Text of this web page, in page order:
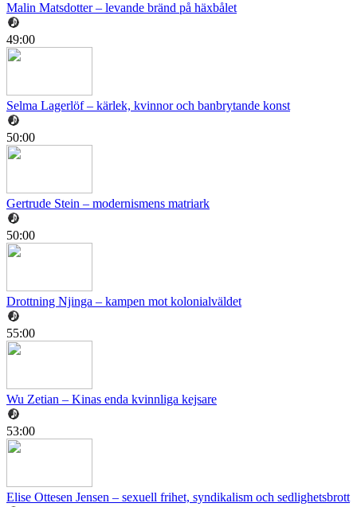
Malin Matsdotter – levande bränd på häxbålet
49:00
Selma Lagerlöf – kärlek, kvinnor och banbrytande konst
50:00
Gertrude Stein – modernismens matriark
50:00
Drottning Njinga – kampen mot kolonialväldet
55:00
Wu Zetian – Kinas enda kvinnliga kejsare
53:00
Elise Ottesen Jensen – sexuell frihet, syndikalism och sedlighetsbrott